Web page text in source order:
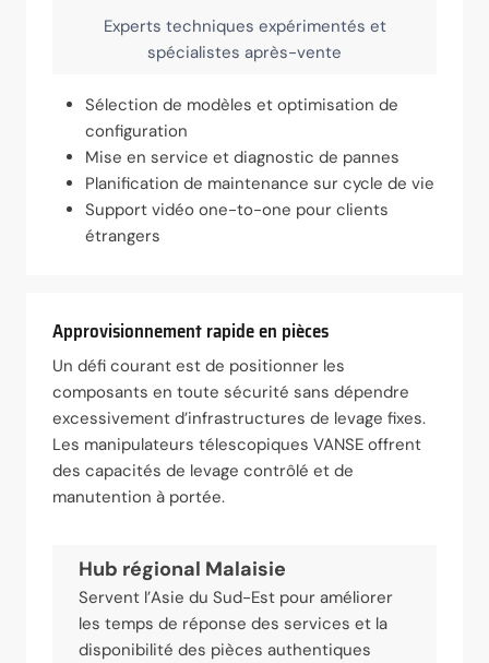
Experts techniques expérimentés et
spécialistes après-vente
Sélection de modèles et optimisation de
configuration
Mise en service et diagnostic de pannes
Planification de maintenance sur cycle de vie
Support vidéo one-to-one pour clients
étrangers
Approvisionnement rapide en pièces
Un défi courant est de positionner les
composants en toute sécurité sans dépendre
excessivement d’infrastructures de levage fixes.
Les manipulateurs télescopiques VANSE offrent
des capacités de levage contrôlé et de
manutention à portée.
Hub régional Malaisie
Servent l’Asie du Sud-Est pour améliorer
les temps de réponse des services et la
disponibilité des pièces authentiques